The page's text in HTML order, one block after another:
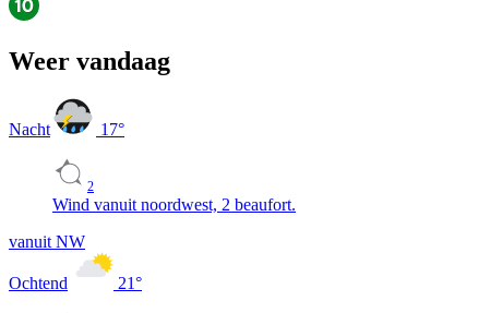
Weer vandaag
Nacht 17°
2
Wind vanuit noordwest, 2 beaufort.
vanuit NW
Ochtend 21°